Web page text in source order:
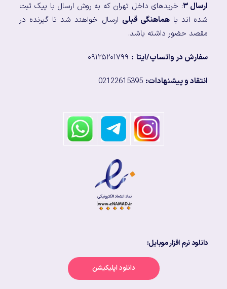
ارسال ۳
: خریدهای داخل تهران که به روش ارسال با پیک ثبت
شده اند باهماهنگی قبلی ارسال خواهند شد تا گیرنده در
مقصد حضور داشته باشد.
سفارش در واتساپ/ایتا :
انتقاد و پیشنهادات:
دانلود نرم افزار موبایل:
دانلود اپلیکیشن